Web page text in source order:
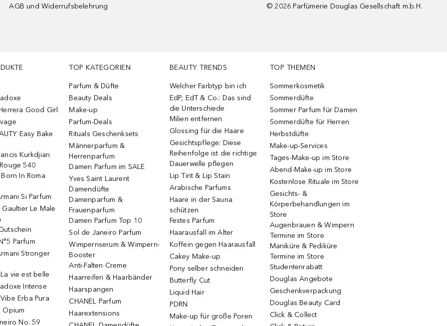
AGB und Widerrufsbelehrung
© 2026 Parfümerie Douglas Gesellschaft m.b.H.
Good Girl
Easy Bake
Kurkdjian
540
In Roma
Si Parfum
Gaultier Le Male
Parfum
Stronger
vie est belle
Intense
Vibe Erba Pura
Opium
No. 59
TOP KATEGORIEN
Parfum & Düfte
Beauty Deals
Make-up
Parfum-Deals
Rituals Geschenksets
Männerparfum &
Herrenparfum
Damen Parfum im SALE
Yves Saint Laurent
Damendüfte
Damenparfum &
Frauenparfum
Damen Parfum Top 10
Sol de Janeiro Parfum
Wimpernserum & Wimpern-
Booster
Anti-Falten Creme
Haarreifen & Haarbänder
Haarspangen
CHANEL Parfum
Haarextensions
BEAUTY TRENDS
Welcher Farbtyp bin ich
EdP, EdT & Co.: Das sind
die Unterschiede
Milien entfernen
Glossing für die Haare
Gesichtspflege: Diese
Reihenfolge ist die richtige
Dauerwelle pflegen
Lip Tint & Lip Stain
Arabische Parfums
Haare in der Sauna
schützen
Festes Parfum
Haarausfall im Alter
Koffein gegen Haarausfall
Cakey Make-up
Pony selber schneiden
Butterfly Cut
Liquid Hair
PDRN
Make-up für große Poren
TOP THEMEN
Sommerkosmetik
Sommerdüfte
Sommer Parfum für Damen
Sommerdüfte für Herren
Herbstdüfte
Make-up-Services
Tages-Make-up im Store
Abend-Make-up im Store
Kostenlose Rituale im Store
Gesichts- &
Körperbehandlungen im
Store
Augenbrauen & Wimpern
Termine im Store
Maniküre & Pediküre
Termine im Store
Studentenrabatt
Douglas Angebote
Geschenkverpackung
Douglas Beauty Card
Click & Collect